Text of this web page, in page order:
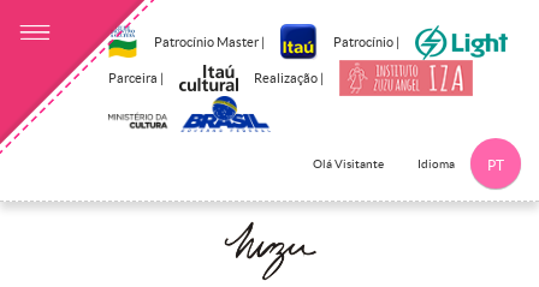
Patrocínio Master | Patrocínio |
Parceira | Realização |
Olá Visitante Idioma PT